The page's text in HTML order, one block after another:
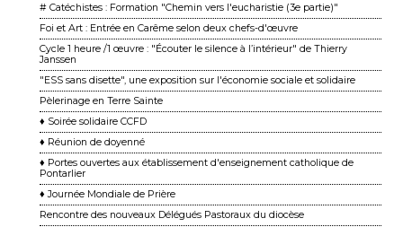
# Catéchistes : Formation "Chemin vers l'eucharistie (3e partie)"
Foi et Art : Entrée en Carême selon deux chefs-d'œuvre
Cycle 1 heure /1 œuvre : "Écouter le silence à l’intérieur" de Thierry
Janssen
"ESS sans disette", une exposition sur l'économie sociale et solidaire
Pèlerinage en Terre Sainte
♦ Soirée solidaire CCFD
♦ Réunion de doyenné
♦ Portes ouvertes aux établissement d'enseignement catholique de
Pontarlier
♦ Journée Mondiale de Prière
Rencontre des nouveaux Délégués Pastoraux du diocèse